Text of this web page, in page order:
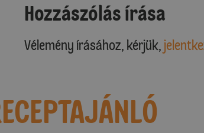
Hozzászólás írása
Vélemény írásához, kérjük,